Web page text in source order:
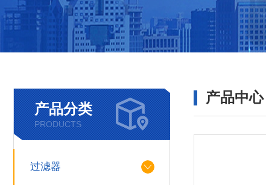
产品分类
PRODUCTS
过滤器
产品中心